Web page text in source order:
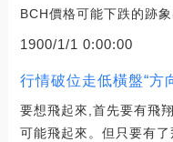
BCH價格可能下跌的跡
1900/1/1 0:00:00
行情破位走低橫盤“方
要想飛起來,首先要有飛
可能飛起來。但只要有